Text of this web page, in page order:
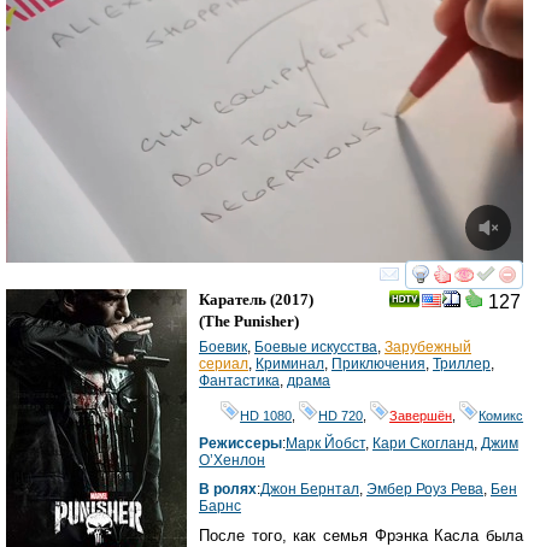
смотреть
127
Каратель (2017)
(The Punisher)
Боевик, Боевые искусства, Зарубежный
сериал, Криминал, Приключения, Триллер,
Фантастика, драма
HD 1080 HD 720 Завершён Комикс
Режиссеры:Марк Йобст, Кари Скогланд, Джим
О’Хенлон
В ролях:Джон Бернтал, Эмбер Роуз Рева, Бен
Барнс
После того, как семья Фрэнка Касла была